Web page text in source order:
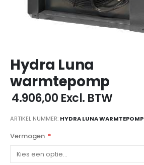
naar
het
begin
van
de
afbeeldingen-
Hydra Luna
warmtepomp
€ 4.906,00 Excl. BTW
ARTIKEL NUMMER HYDRA LUNA WARMTEPOMP
Vermogen